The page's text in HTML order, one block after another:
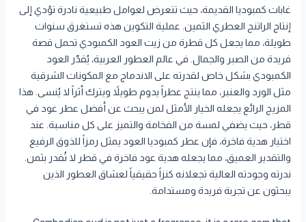
غابات كمبوديا القديمة، حيث تتعرض لعوامل طبيعية نادرة تؤدي إلى
إنتاج الراتنج العطري الثمين. عملية التكوين هذه تستغرق سنوات
طويلة، مما يجعل كل قطرة من زيت العود الكمبودي تحمل قصة
فريدة من الصبر والجمال. في عالم العطور العربية، يُقدّر العود
الكمبودي بشكل خاص لقدرته على الاندماج مع المكونات الشرقية
مثل الورد والعنبر، مما ينتج عطراً يدوم طويلاً ويترك أثراً لا يُنسى. هذا
المزيج الرائع يجعله الخيار الأمثل لمن يبحث عن أفضل عطر عود في
قطر، حيث يضفي لمسة من الفخامة والتميز على كل مناسبة. عند
اختيار هدية فاخرة، فإن عطر كمبوديا العود يمثل رمزاً للذوق الرفيع
والتقدير العميق، مما يجعله هدية عود فاخرة في قطر لا تُقدر بثمن.
ندرته وجودته العالية تجعلانه كنزاً حقيقياً لعشاق العطور الذين
يبحثون عن تجربة فريدة ومستدامة.